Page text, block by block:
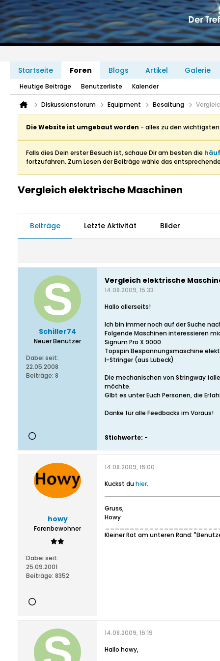
Startseite Foren Blogs Artikel Galerie
Heutige Beiträge Benutzerliste Kalender
Diskussionsforum Equipment Besaitung
Die Website ist umgebaut worden - alles zu den
Falls dies Dein erster Besuch ist, schaue Dir am besten die
fortzufahren. Zum Lesen der Beiträge wähle das
Vergleich elektrische Maschinen
Beiträge Letzte Aktivität Bilder
Schiller74
Neuer Benutzer
Dabei seit:
22.05.2008
Beiträge: 8
Vergleich elektrische
14.08.2009, 15:33
Hallo allerseits!
Ich bin immer noch auf der Suche
Folgende Maschinen interessieren
Signum Pro X 9000
Topspin Bespannungsmaschine
I-Stringer (aus Lübeck)
Die mechanischen von Stringway
möchte.
GIbt es unter Euch Personen, die
Danke für alle Feedbacks im Voraus!
Stichworte: -
howy
Forenbewohner
Dabei seit:
25.09.2001
Beiträge: 8352
14.08.2009, 16:00
Kuckst duhier.
Gruss,
Howy
Kleiner Rat am unteren Rand:
14.08.2009, 16:19
Hallo howy,